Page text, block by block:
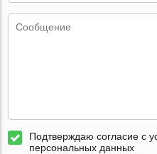
Подтверждаю согласие с
персональных данных